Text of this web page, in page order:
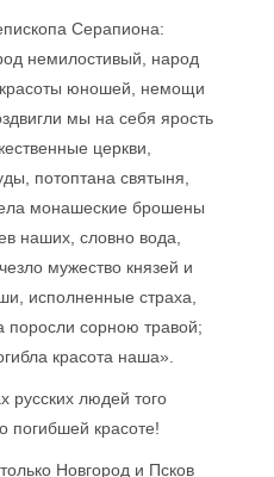
Серапиона:
немилостивый, народ
юношей, немощи
мы на себя ярость
церкви,
потоптана святыня,
монашеские брошены
наших, словно вода,
мужество князей и
исполненные страха,
поросли сорною травой;
красота наша».
русских людей того
погибшей красоте!
Новгород и Псков